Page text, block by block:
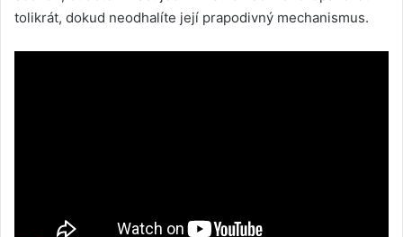
tolikrát, dokud neodhalíte její prapodivný mechanismus.